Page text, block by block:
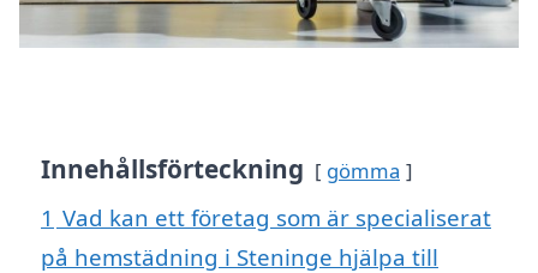
Innehållsförteckning gömma
1 Vad kan ett företag som är specialiserat
på hemstädning i Steninge hjälpa till